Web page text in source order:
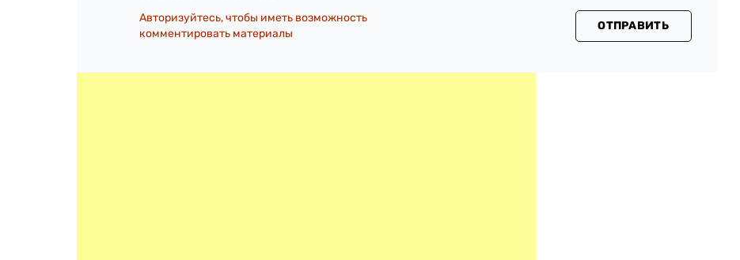
Авторизуйтесь, чтобы иметь возможность
комментировать материалы
ОТПРАВИТЬ